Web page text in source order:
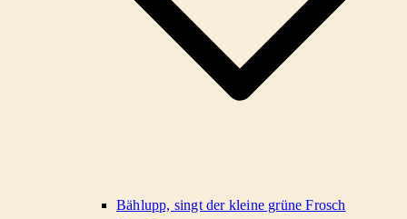
Bählupp, singt der kleine grüne Frosch